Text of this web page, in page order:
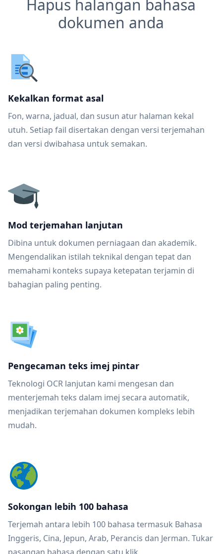
Hapus halangan bahasa
dokumen anda
Kekalkan format asal
Fon, warna, jadual, dan susun atur halaman kekal
utuh. Setiap fail disertakan dengan versi terjemahan
dan versi dwibahasa untuk semakan.
Mod terjemahan lanjutan
Dibina untuk dokumen perniagaan dan akademik.
Mengendalikan istilah teknikal dengan tepat dan
memahami konteks supaya ketepatan terjamin di
bahagian paling penting.
Pengecaman teks imej pintar
Teknologi OCR lanjutan kami mengesan dan
menterjemah teks dalam imej secara automatik,
menjadikan terjemahan dokumen kompleks lebih
mudah.
Sokongan lebih 100 bahasa
Terjemah antara lebih 100 bahasa termasuk Bahasa
Inggeris, Cina, Jepun, Arab, Perancis dan Jerman. Tukar